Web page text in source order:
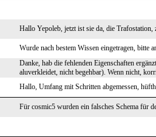
Hallo Yepoleb, jetzt ist sie da, die
Wurde nach bestem Wissen eingetragen, bitte
Danke, hab die fehlenden Eigenschaften
aluverkleidet, nicht begehbar). Wenn nicht,
Hallo, Umfang mit Schritten abgemessen,
Für cosmic5 wurden ein falsches Schema für